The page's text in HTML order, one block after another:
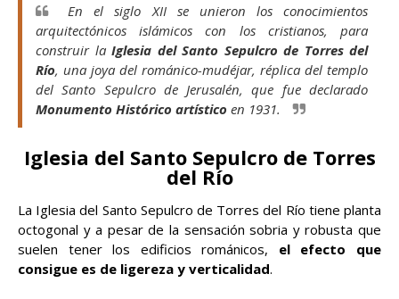
En el siglo XII se unieron los conocimientos
arquitectónicos islámicos con los cristianos, para
construir la Iglesia del Santo Sepulcro de Torres del
Río, una joya del románico-mudéjar, réplica del templo
del Santo Sepulcro de Jerusalén, que fue declarado
Monumento Histórico artístico en 1931.
Iglesia del Santo Sepulcro de Torres
del Río
La Iglesia del Santo Sepulcro de Torres del Río tiene planta
octogonal y a pesar de la sensación sobria y robusta que
suelen tener los edificios románicos, el efecto que
consigue es de ligereza y verticalidad.